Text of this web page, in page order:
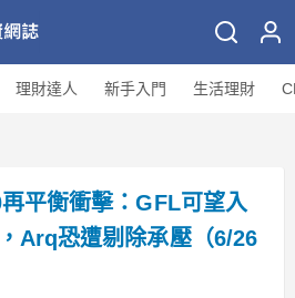
理財達人 新手入門 生活理財
平衡衝擊：GFL可望入
Arq恐遭剔除承壓（6/26